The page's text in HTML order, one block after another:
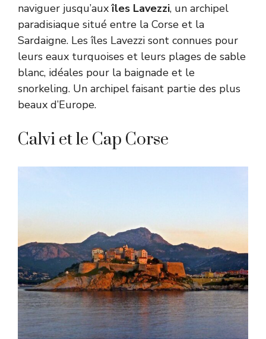
naviguer jusqu’auxîles Lavezzi, un archipel
paradisiaque situé entre la Corse et la
Sardaigne. Les îles Lavezzi sont connues pour
leurs eaux turquoises et leurs plages de sable
blanc, idéales pour la baignade et le
snorkeling. Un archipel faisant partie des plus
beaux d’Europe.
Calvi et le Cap Corse